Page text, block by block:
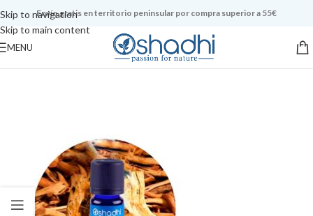
Skip to navigation
Skip to main content
Envío gratis en territorio peninsular por compra superior a 55€
MENU